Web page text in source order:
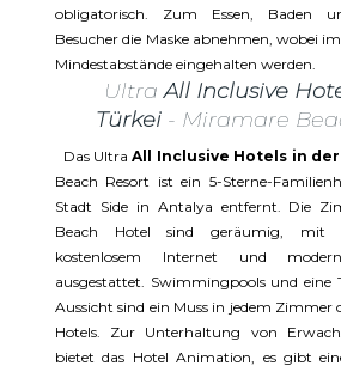
obligatorisch. Zum Essen, Baden
Besucher die Maske abnehmen, wobei
Mindestabstände eingehalten werden.
UltraAll Inclusive
Türkei - Miramare
Das UltraAll Inclusive Hotels in
Beach Resort ist ein 5-Sterne-
Stadt Side in Antalya entfernt. Die
Beach Hotel sind geräumig, mit
kostenlosem Internet und
ausgestattet. Swimmingpools und eine
Aussicht sind ein Muss in jedem Zimmer
Hotels. Zur Unterhaltung von
bietet das Hotel Animation, es gibt